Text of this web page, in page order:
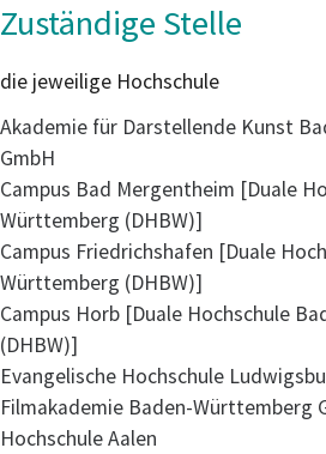
Zuständige Stelle
die jeweilige Hochschule
Akademie für Darstellende Kunst
GmbH
Campus Bad Mergentheim [Duale
Württemberg (DHBW)]
Campus Friedrichshafen [Duale
Württemberg (DHBW)]
Campus Horb [Duale Hochschule
(DHBW)]
Evangelische Hochschule
Filmakademie Baden-Württemberg
Hochschule Aalen